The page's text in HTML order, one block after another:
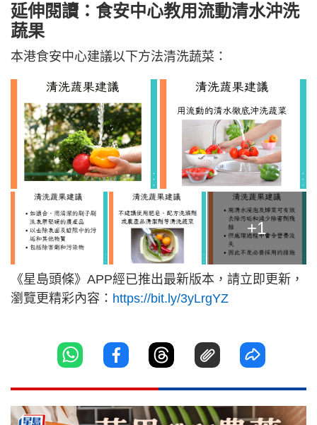
延伸閱讀：食安中心教用流動清水沖洗
蔬果
本港食安中心建議以下方法清洗蔬菜：
+1
《星島頭條》APP經已推出最新版本，請立即更新，
瀏覽更精彩內容： https://bit.ly/3yLrgYZ